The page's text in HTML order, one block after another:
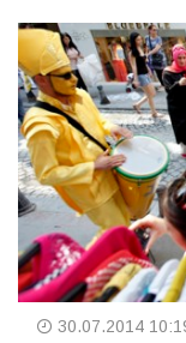
30.07.2014